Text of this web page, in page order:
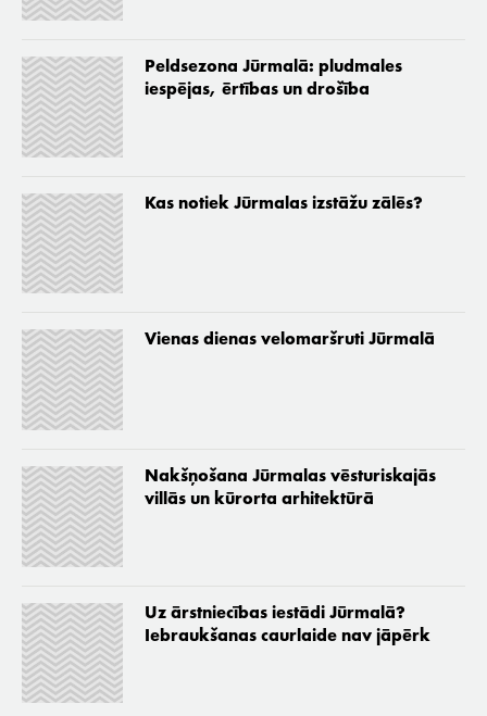
Peldsezona Jūrmalā: pludmales
iespējas, ērtības un drošība
Kas notiek Jūrmalas izstāžu zālēs?
Vienas dienas velomaršruti Jūrmalā
Nakšņošana Jūrmalas vēsturiskajās
villās un kūrorta arhitektūrā
Uz ārstniecības iestādi Jūrmalā?
Iebraukšanas caurlaide nav jāpērk